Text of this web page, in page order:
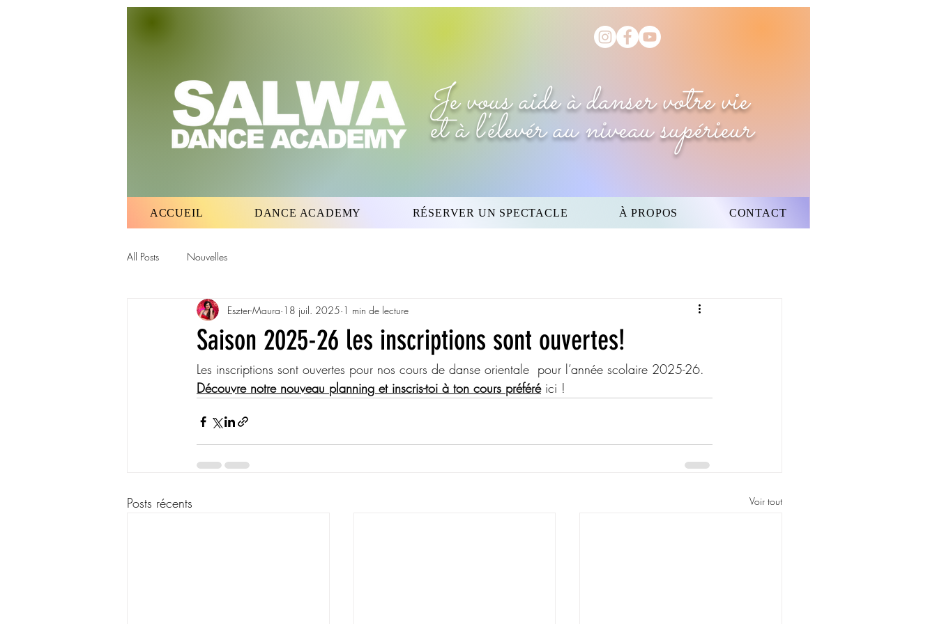
Je vous aide à danser votre vie
et à l'élevér au niveau supérieur
ACCUEIL DANCE ACADEMY RÉSERVER UN SPECTACLE À PROPOS CONTACT
All Posts Nouvelles
Saison 2025-26 les inscriptions sont ouvertes!
Eszter-Maura 18 juil. 2025 1 min de lecture
Les inscriptions sont ouvertes pour nos cours de danse orientale  pour l’année scolaire 2025-26.
Découvre notre nouveau planning et inscris-toi à ton cours préféré ici !
Posts récents Voir tout